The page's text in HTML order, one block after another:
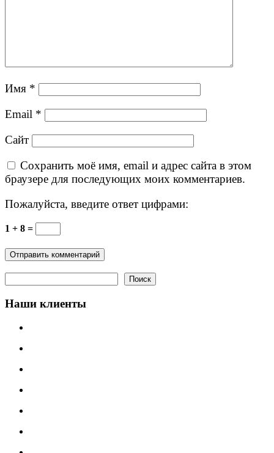
Имя *
Email *
Сайт
Сохранить моё имя, email и адрес сайта в этом
браузере для последующих моих комментариев.
Пожалуйста, введите ответ цифрами:
1 + 8 =
Поиск
Наши клиенты